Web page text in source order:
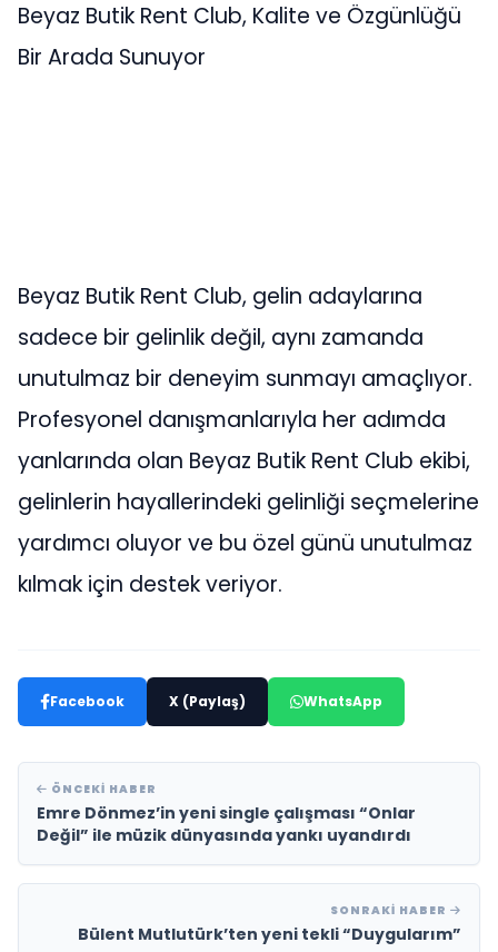
Beyaz Butik Rent Club, Kalite ve Özgünlüğü
Bir Arada Sunuyor
Beyaz Butik Rent Club, gelin adaylarına
sadece bir gelinlik değil, aynı zamanda
unutulmaz bir deneyim sunmayı amaçlıyor.
Profesyonel danışmanlarıyla her adımda
yanlarında olan Beyaz Butik Rent Club ekibi,
gelinlerin hayallerindeki gelinliği seçmelerine
yardımcı oluyor ve bu özel günü unutulmaz
kılmak için destek veriyor.
Facebook X (Paylaş) WhatsApp
ÖNCEKI HABER
Emre Dönmez’in yeni single çalışması “Onlar
Değil” ile müzik dünyasında yankı uyandırdı
SONRAKI HABER
Bülent Mutlutürk’ten yeni tekli “Duygularım”